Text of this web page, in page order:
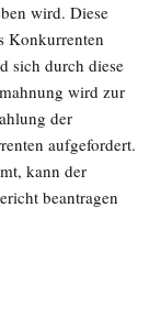
wird. Diese
Konkurrenten
sich durch diese
wird zur
der
aufgefordert.
kann der
beantragen